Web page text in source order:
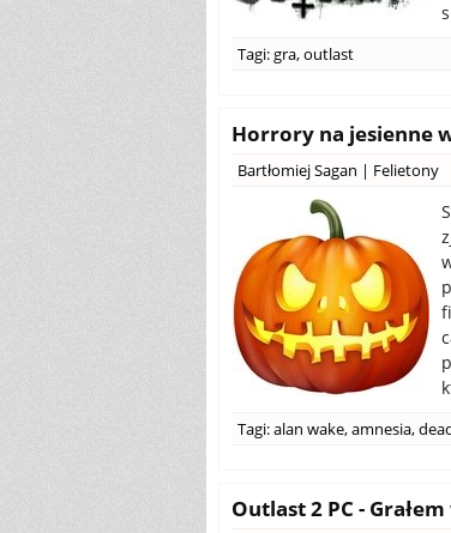
Tagi:gra,outlast
Horrory na jesienne
Bartłomiej Sagan | Felietony
Tagi:alan wake,amnesia,
Outlast 2 PC -